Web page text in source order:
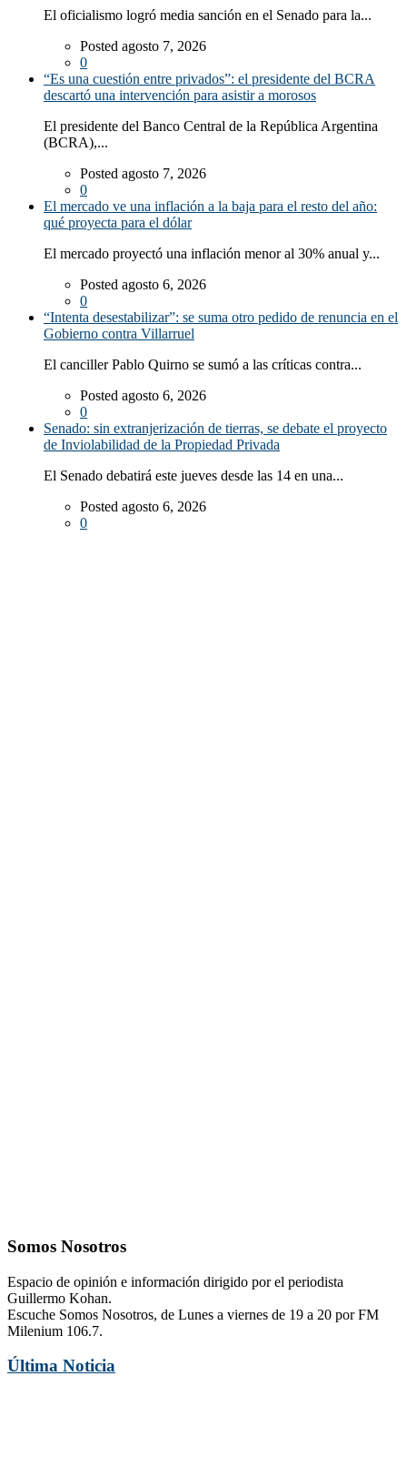
El oficialismo logró media sanción en el Senado para la...
Posted agosto 7, 2026
0
“Es una cuestión entre privados”: el presidente del BCRA
descartó una intervención para asistir a morosos
El presidente del Banco Central de la República Argentina
(BCRA),...
Posted agosto 7, 2026
0
El mercado ve una inflación a la baja para el resto del año:
qué proyecta para el dólar
El mercado proyectó una inflación menor al 30% anual y...
Posted agosto 6, 2026
0
“Intenta desestabilizar”: se suma otro pedido de renuncia en el
Gobierno contra Villarruel
El canciller Pablo Quirno se sumó a las críticas contra...
Posted agosto 6, 2026
0
Senado: sin extranjerización de tierras, se debate el proyecto
de Inviolabilidad de la Propiedad Privada
El Senado debatirá este jueves desde las 14 en una...
Posted agosto 6, 2026
0
Somos Nosotros
Espacio de opinión e información dirigido por el periodista
Guillermo Kohan.
Escuche Somos Nosotros, de Lunes a viernes de 19 a 20 por FM
Milenium 106.7.
Última Noticia